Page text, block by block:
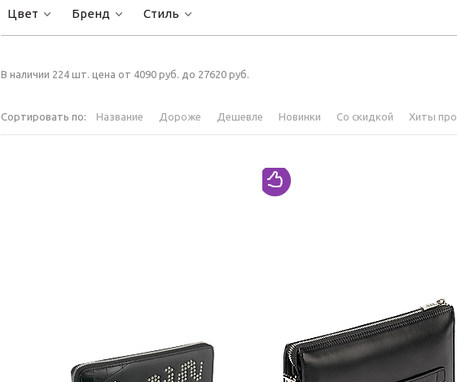
Цвет Бренд Стиль
В наличии 224 шт. цена от 4090 руб. до 27620 руб.
Сортировать по: Название Дороже Дешевле Новинки Со скидкой Хиты